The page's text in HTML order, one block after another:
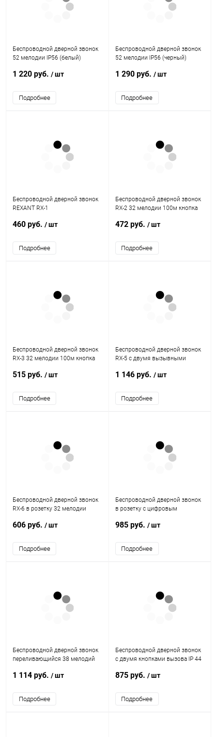
Беспроводной дверной звонок
52 мелодии IP56 (белый)
1 220 руб. / шт
Подробнее
Беспроводной дверной звонок
52 мелодии IP56 (черный)
1 290 руб. / шт
Подробнее
Беспроводной дверной звонок
REXANT RX-1
460 руб. / шт
Подробнее
Беспроводной дверной звонок
RX-2 32 мелодии 100м кнопка
472 руб. / шт
Подробнее
Беспроводной дверной звонок
RX-3 32 мелодии 100м кнопка
515 руб. / шт
Подробнее
Беспроводной дверной звонок
RX-5 с двумя вызывными
кнопка IP44 (белый/синий)
1 146 руб. / шт
Подробнее
Беспроводной дверной звонок
RX-6 в розетку 32 мелодии
синий) REXANT
606 руб. / шт
Подробнее
Беспроводной дверной звонок
в розетку c цифровым
мелодий 150м IP44 (белый/
985 руб. / шт
Подробнее
Беспроводной дверной звонок
переливающийся 38 мелодий
1 114 руб. / шт
Подробнее
Беспроводной дверной звонок
с двумя кнопками вызова IP 44
875 руб. / шт
Подробнее